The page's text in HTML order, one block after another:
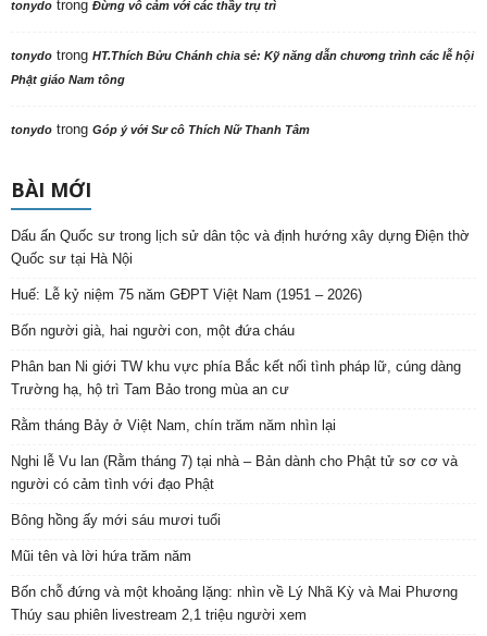
tonydo trong Đừng vô cảm với các thầy trụ trì
tonydo trong HT.Thích Bửu Chánh chia sẻ: Kỹ năng dẫn chương trình các lễ hội
Phật giáo Nam tông
tonydo trong Góp ý với Sư cô Thích Nữ Thanh Tâm
BÀI MỚI
Dấu ấn Quốc sư trong lịch sử dân tộc và định hướng xây dựng Điện thờ
Quốc sư tại Hà Nội
Huế: Lễ kỷ niệm 75 năm GĐPT Việt Nam (1951 – 2026)
Bốn người già, hai người con, một đứa cháu
Phân ban Ni giới TW khu vực phía Bắc kết nối tình pháp lữ, cúng dàng
Trường hạ, hộ trì Tam Bảo trong mùa an cư
Rằm tháng Bảy ở Việt Nam, chín trăm năm nhìn lại
Nghi lễ Vu lan (Rằm tháng 7) tại nhà – Bản dành cho Phật tử sơ cơ và
người có cảm tình với đạo Phật
Bông hồng ấy mới sáu mươi tuổi
Mũi tên và lời hứa trăm năm
Bốn chỗ đứng và một khoảng lặng: nhìn về Lý Nhã Kỳ và Mai Phương
Thúy sau phiên livestream 2,1 triệu người xem